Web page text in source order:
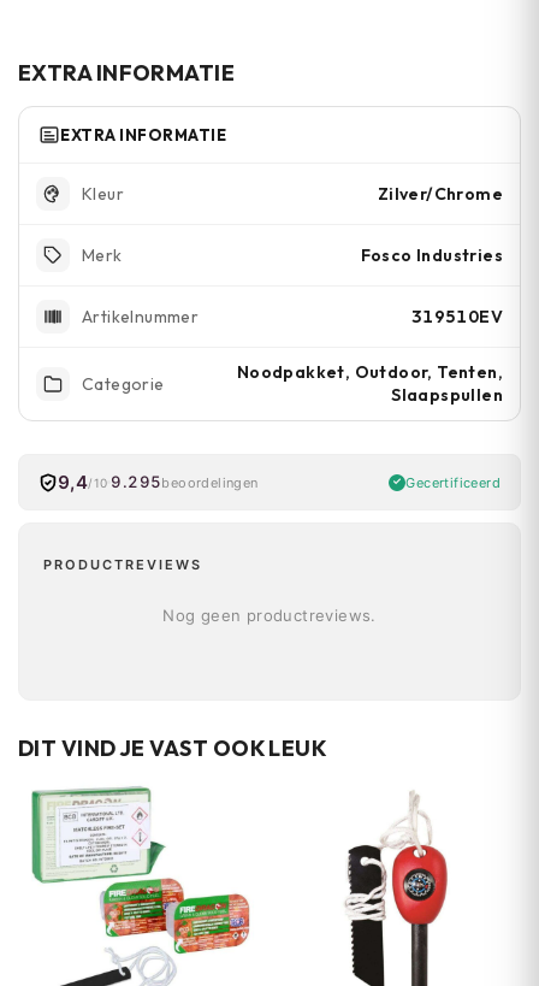
EXTRA INFORMATIE
EXTRA INFORMATIE
Kleur Zilver/Chrome
Merk Fosco Industries
Artikelnummer 319510EV
Categorie
Noodpakket, Outdoor, Tenten,
Slaapspullen
9,4/10 9.295beoordelingen Gecertificeerd
PRODUCTREVIEWS
Nog geen productreviews.
DIT VIND JE VAST OOK LEUK